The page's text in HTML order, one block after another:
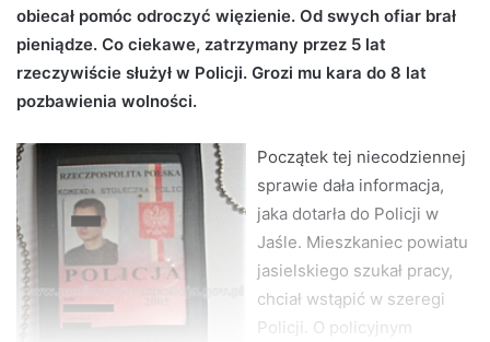
a
i
l
obiecał pomóc odroczyć więzienie. Od swych ofiar brał
pieniądze. Co ciekawe, zatrzymany przez 5 lat
rzeczywiście służył w Policji. Grozi mu kara do 8 lat
pozbawienia wolności.
Początek tej niecodziennej
sprawie dała informacja,
jaka dotarła do Policji w
Jaśle. Mieszkaniec powiatu
jasielskiego szukał pracy,
chciał wstąpić w szeregi
Policji. O policyjnym